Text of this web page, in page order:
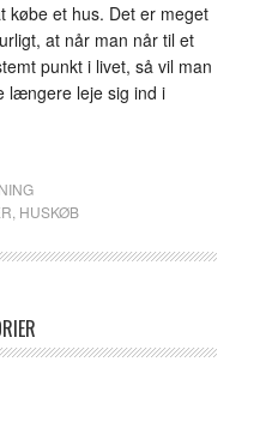
købe et hus. Det er meget
at når man når til et
punkt i livet, så vil man
længere leje sig ind i
HUSKØB